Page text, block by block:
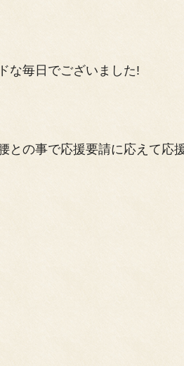
な毎日でございました!
との事で応援要請に応えて応